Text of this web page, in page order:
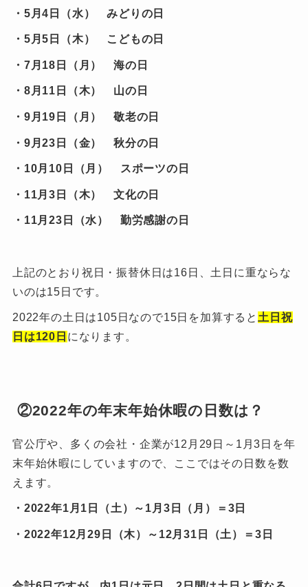
・5月4日（水） みどりの日
・5月5日（木） こどもの日
・7月18日（月） 海の日
・8月11日（木） 山の日
・9月19日（月） 敬老の日
・9月23日（金） 秋分の日
・10月10日（月） スポーツの日
・11月3日（木） 文化の日
・11月23日（水） 勤労感謝の日
上記のとおり祝日・振替休日は16日、土日に重ならな
いのは15日です。
2022年の土日は105日なので15日を加算すると 土日祝
日は120日 になります。
②2022年の年末年始休暇の日数は？
官公庁や、多くの会社・企業が12月29日～1月3日を年
末年始休暇にしていますので、ここではその日数を数
えます。
・2022年1月1日（土）～1月3日（月）＝3日
・2022年12月29日（木）～12月31日（土）＝3日